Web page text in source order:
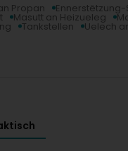
Propan
Masutt an Heizueleg
Tankstellen Uelech